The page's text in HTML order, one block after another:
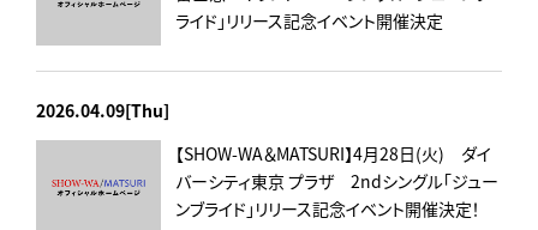
ライド」リリース記念イベント開催決定
2026.04.09[Thu]
【SHOW-WA＆MATSURI】4月28日(火) ダイ
バーシティ東京 プラザ 2ndシングル「ジュー
ンブライド」リリース記念イベント開催決定！